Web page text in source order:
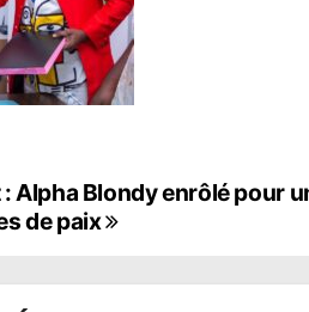
Alpha Blondy enrôlé pour
de paix